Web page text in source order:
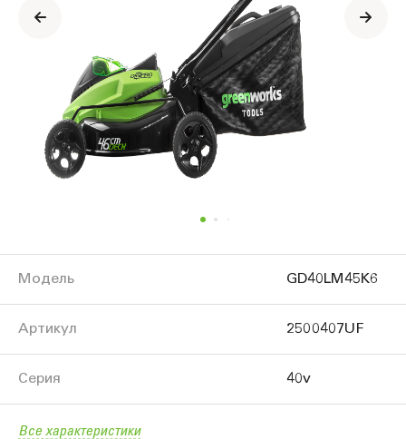
Модель GD40LM45K6
Артикул 2500407UF
Серия 40v
Все характеристики